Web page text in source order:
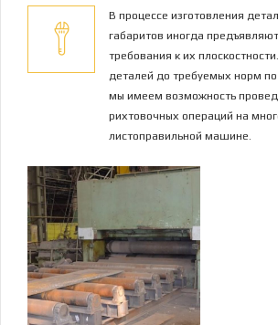
В процессе изготовления
габаритов иногда
требования к их
деталей до требуемых норм
мы имеем возможность
рихтовочных операций на
листоправильной машине.